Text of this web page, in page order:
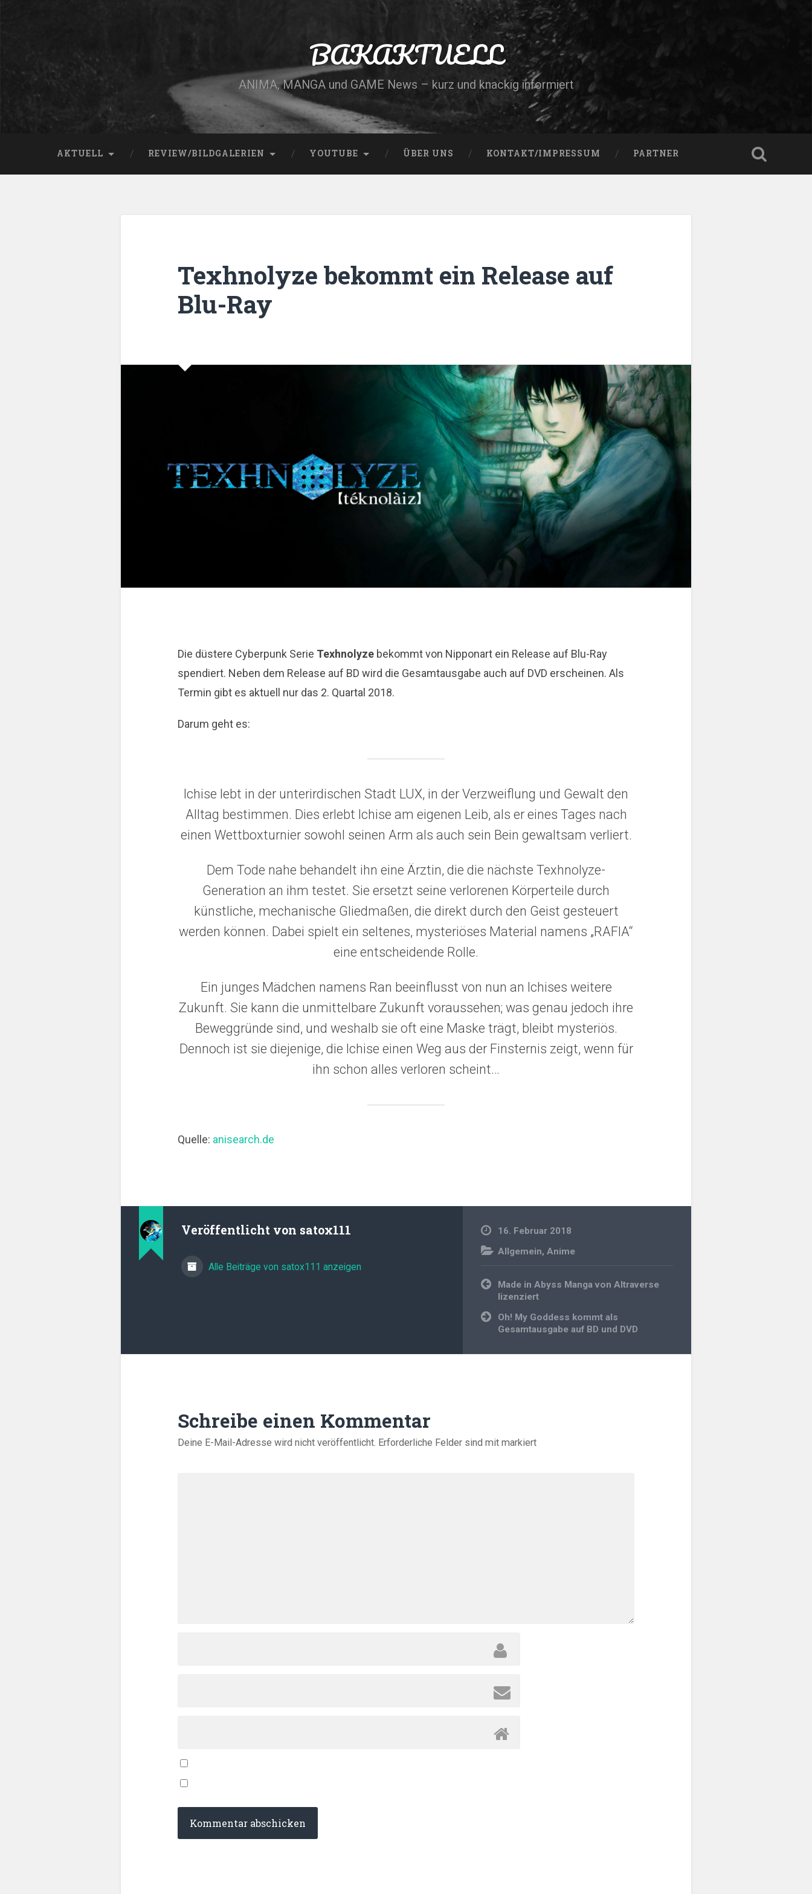
BAKAKTUELL
ANIMA, MANGA und GAME News – kurz und knackig informiert
AKTUELL REVIEW/BILDGALERIEN YOUTUBE ÜBER UNS KONTAKT/IMPRESSUM PARTNER
Texhnolyze bekommt ein Release auf
Blu-Ray
Die düstere Cyberpunk Serie Texhnolyze bekommt von Nipponart ein Release auf Blu-Ray
spendiert. Neben dem Release auf BD wird die Gesamtausgabe auch auf DVD erscheinen. Als
Termin gibt es aktuell nur das 2. Quartal 2018.
Darum geht es:
Ichise lebt in der unterirdischen Stadt LUX, in der Verzweiflung und Gewalt den
Alltag bestimmen. Dies erlebt Ichise am eigenen Leib, als er eines Tages nach
einen Wettboxturnier sowohl seinen Arm als auch sein Bein gewaltsam verliert.
Dem Tode nahe behandelt ihn eine Ärztin, die die nächste Texhnolyze-
Generation an ihm testet. Sie ersetzt seine verlorenen Körperteile durch
künstliche, mechanische Gliedmaßen, die direkt durch den Geist gesteuert
werden können. Dabei spielt ein seltenes, mysteriöses Material namens „RAFIA“
eine entscheidende Rolle.
Ein junges Mädchen namens Ran beeinflusst von nun an Ichises weitere
Zukunft. Sie kann die unmittelbare Zukunft voraussehen; was genau jedoch ihre
Beweggründe sind, und weshalb sie oft eine Maske trägt, bleibt mysteriös.
Dennoch ist sie diejenige, die Ichise einen Weg aus der Finsternis zeigt, wenn für
ihn schon alles verloren scheint…
Quelle: anisearch.de
Veröffentlicht von satox111
Alle Beiträge von satox111 anzeigen
16. Februar 2018
Allgemein,Anime
Beitragsnavigation
Made in Abyss Manga von Altraverse
lizenziert
Oh! My Goddess kommt als
Gesamtausgabe auf BD und DVD
Schreibe einen Kommentar
Deine E-Mail-Adresse wird nicht veröffentlicht. Erforderliche Felder sind mitmarkiert